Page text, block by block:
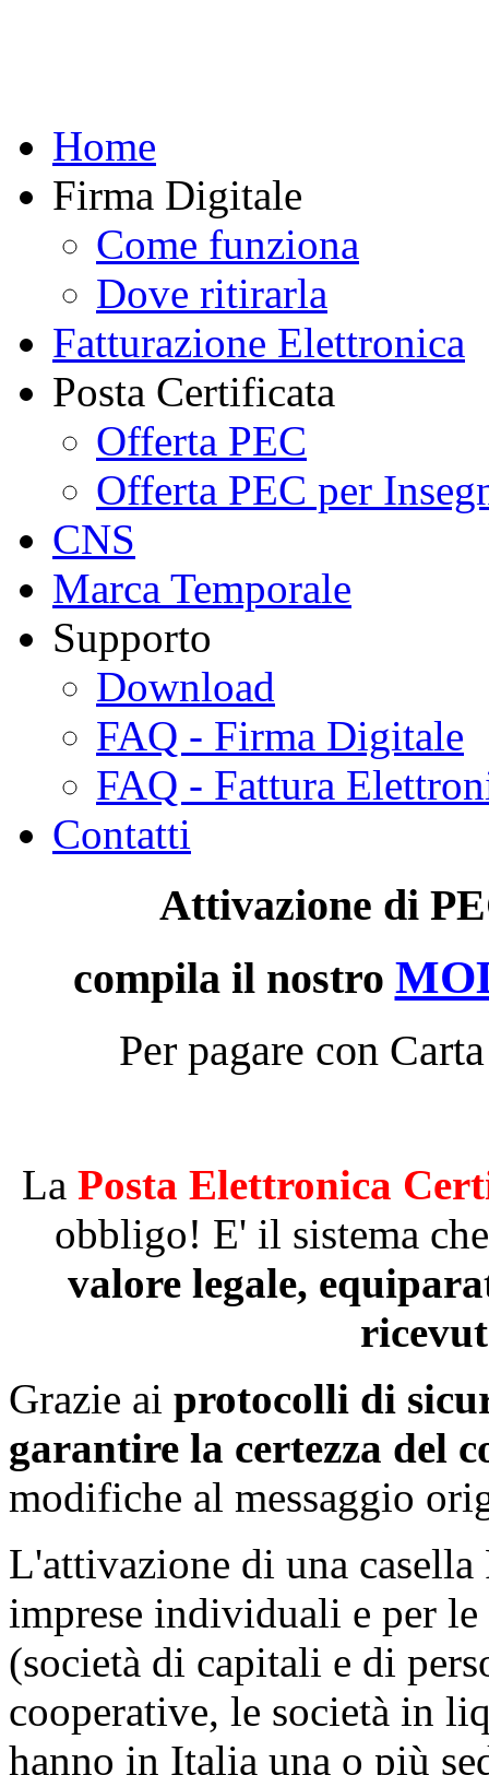
Home
Firma Digitale
Come funziona
Dove ritirarla
Fatturazione Elettronica
Posta Certificata
Offerta PEC
Offerta PEC per
CNS
Marca Temporale
Supporto
Download
FAQ - Firma Digitale
FAQ - Fattura
Contatti
Attivazione di
compila il nostro
Per pagare con
La Posta Elettronica
obbligo! E' il sistema
valore legale,
Grazie ai protocolli di
garantire la certezza del
modifiche al messaggio
L'attivazione di una
imprese individuali e per
(società di capitali e di
cooperative, le società in
hanno in Italia una o più